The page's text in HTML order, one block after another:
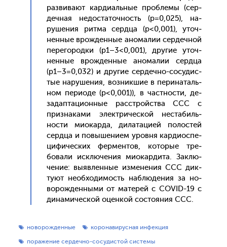
раз­ви­ва­ют кар­ди­аль­ные проб­ле­мы (cер­
дечная не­дос­та­точ­ность (р=0,025), на­
руше­ния рит­ма сер­дца (р<0,001), уточ­
ненные врож­денные ано­малии сер­дечной
пе­рего­род­ки (р1–3<0,001), дру­гие уточ­
ненные врож­денные ано­малии сер­дца
(р1–3=0,032) и дру­гие сер­дечно-со­судис­
тые на­руше­ния, воз­никшие в пе­рина­таль­
ном пе­ри­оде (p<0,001)), в час­тнос­ти, де­
задап­та­ци­он­ные расс­трой­ства ССС с
приз­на­ками элек­три­чес­кой нес­та­биль­
нос­ти ми­окар­да, ди­лата­ци­ей по­лос­тей
сер­дца и по­выше­ни­ем уров­ня кар­ди­ос­пе­
цифи­чес­ких фер­ментов, ко­торые тре­
бова­ли ис­клю­чения ми­окар­ди­та. Зак­лю­
чение: вы­яв­ленные из­ме­нения ССС дик­
ту­ют не­об­хо­димость наб­лю­дения за но­
ворож­денны­ми от ма­терей с COVID-19 с
ди­нами­чес­кой оцен­кой сос­то­яния ССС.
новорожденные
коронавирусная инфекция
поражение сердечно-сосудистой системы